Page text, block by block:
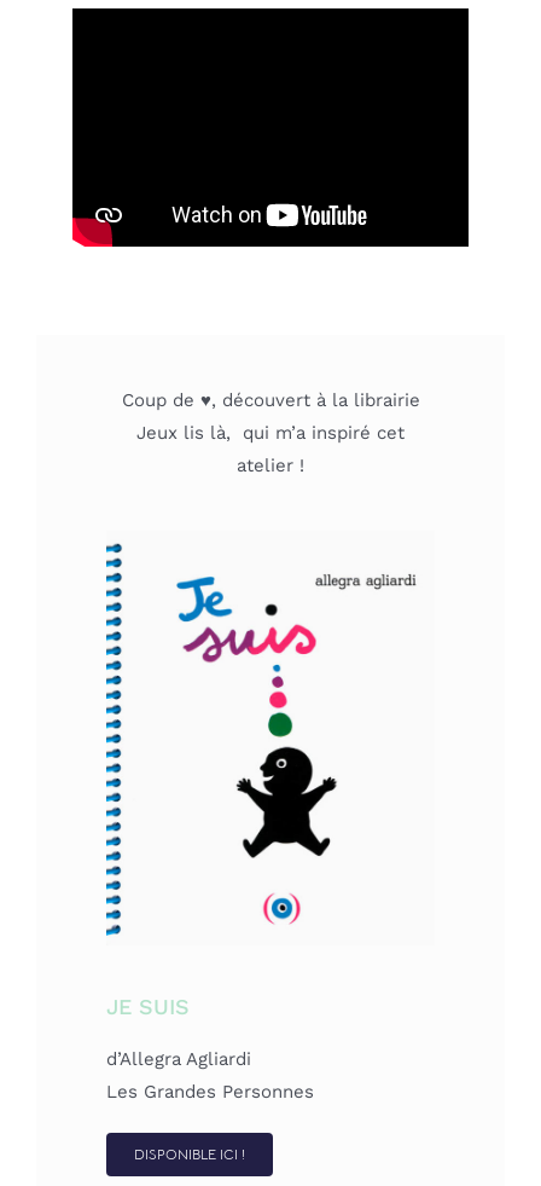
Coup de ♥, découvert à la librairie
Jeux lis là, qui m’a inspiré cet
atelier !
JE SUIS
d’Allegra Agliardi
Les Grandes Personnes
DISPONIBLE ICI !